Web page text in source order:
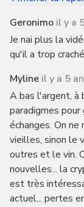
Geronimo il y a
Je nai plus la
qu'il a trop
Myline il y a 5
A bas l'argent, à
paradigmes
échanges. On
vieilles, sinon le
outres et le vin.
nouvelles... la
est très
actuel... pertes